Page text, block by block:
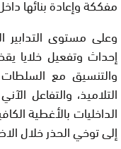
وعلى مستوى التدابير
إحداث وتفعيل خلايا
والتنسيق مع السلطات
التلاميذ، والتفاعل
الداخليات بالأغطية
إلى توخي الحذر خلال